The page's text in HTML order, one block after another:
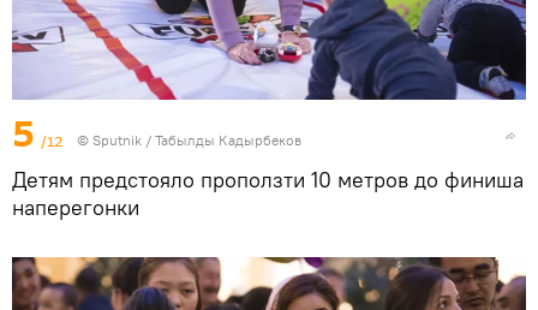
5 /12 © Sputnik / Табылды Кадырбеков
Детям предстояло проползти 10 метров до финиша
наперегонки